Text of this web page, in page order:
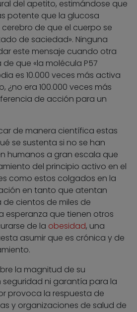
del apetito, estimándose que
potente que la glucosa
de que el cuerpo se
de saciedad». Ninguna
este mensaje cuando otra
que «la molécula P57
es 10.000 veces más activa
¿no era 100.000 veces más
de acción para un
de manera científica estas
se sustenta si no se han
humanos a gran escala que
del principio activo en el
como estos colgados en la
en tanto que atentan
cientos de miles de
esperanza que tienen otros
de la obesidad, una
asumir que es crónica y de
la magnitud de su
seguridad ni garantía para la
provoca la respuesta de
y organizaciones de salud de